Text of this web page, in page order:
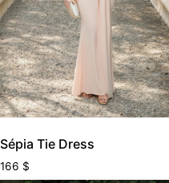
Sépia Tie Dress
166 $